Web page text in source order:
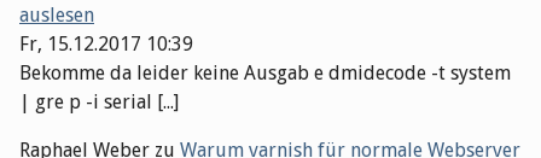
auslesen
Fr, 15.12.2017 10:39
Bekomme da leider keine Ausgab e dmidecode -t system
| gre p -i serial [...]
Raphael Weber zu Warum varnish für normale Webserver